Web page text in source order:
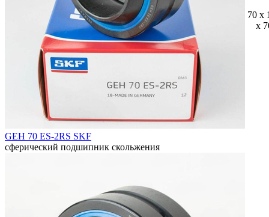
GEH 70 ES-2RS SKF
сферический подшипник скольжения
70 x
x